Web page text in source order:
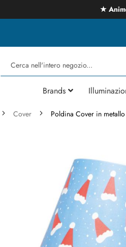
★
Cerca
Brands
Cover Poldina Cover in